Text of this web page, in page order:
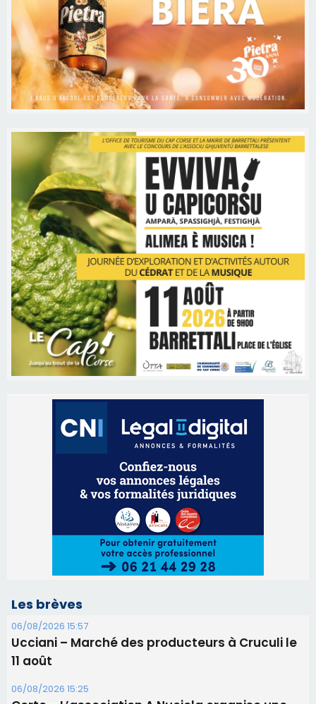
Les brèves
Ucciani – Marché des producteurs à Cruculi le
Corte – L’association A Nuciola organise une
projection sous les étoiles
Alata - Soirée Tango Argentin au stade de San
Benedetto
05/08/2026 09:53
Biguglia : messe de la Sainte-Marie et
procession le 14 août